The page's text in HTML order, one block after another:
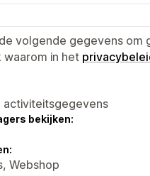
volgende gegevens om
waarom in het
activiteitsgegevens
bekijken:
Webshop